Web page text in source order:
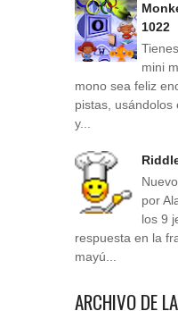
1022
mini
mono sea feliz
pistas, usándolos
y...
por
los 9
respuesta en la
mayú...
ARCHIVO DE